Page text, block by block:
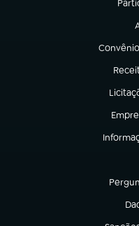
(abre em
(abre
(abre
(abre
(abre
(abre